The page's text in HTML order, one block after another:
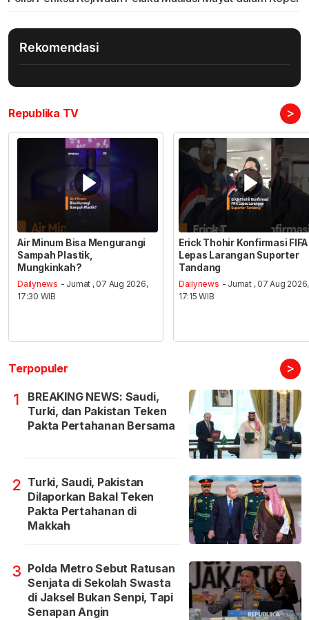
Rekomendasi
Republika TV >
Air Minum Bisa Mengurangi
Sampah Plastik,
Mungkinkah?
Dailynews - Jumat , 07 Aug 2026,
17:30 WIB
Erick Thohir Konfirmasi FIFA
Lepas Larangan Suporter
Tandang
Dailynews - Jumat , 07 Aug 2026,
17:15 WIB
Terpopuler >
1
BREAKING NEWS: Saudi,
Turki, dan Pakistan Teken
Pakta Pertahanan Bersama
2 Turki, Saudi, Pakistan
Dilaporkan Bakal Teken
Pakta Pertahanan di
Makkah
3 Polda Metro Sebut Ratusan
Senjata di Sekolah Swasta
di Jaksel Bukan Senpi, Tapi
Senapan Angin